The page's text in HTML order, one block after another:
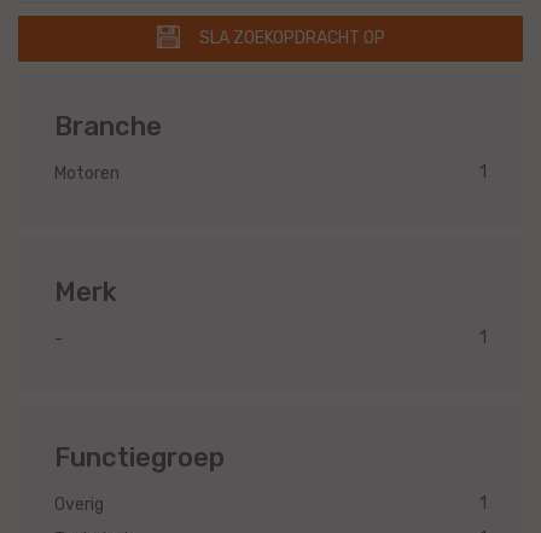
SLA ZOEKOPDRACHT OP
Branche
Motoren 1
Merk
- 1
Functiegroep
Overig
1